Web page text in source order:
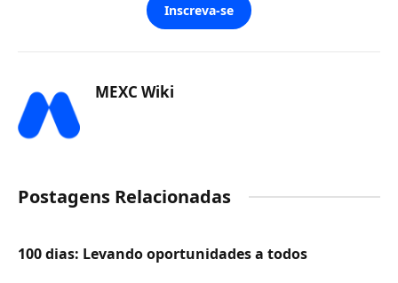
Inscreva-se
MEXC Wiki
Postagens Relacionadas
100 dias: Levando oportunidades a todos